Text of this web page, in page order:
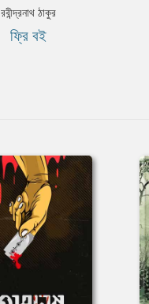
রবীন্দ্রনাথ ঠাকুর
ফ্রি বই